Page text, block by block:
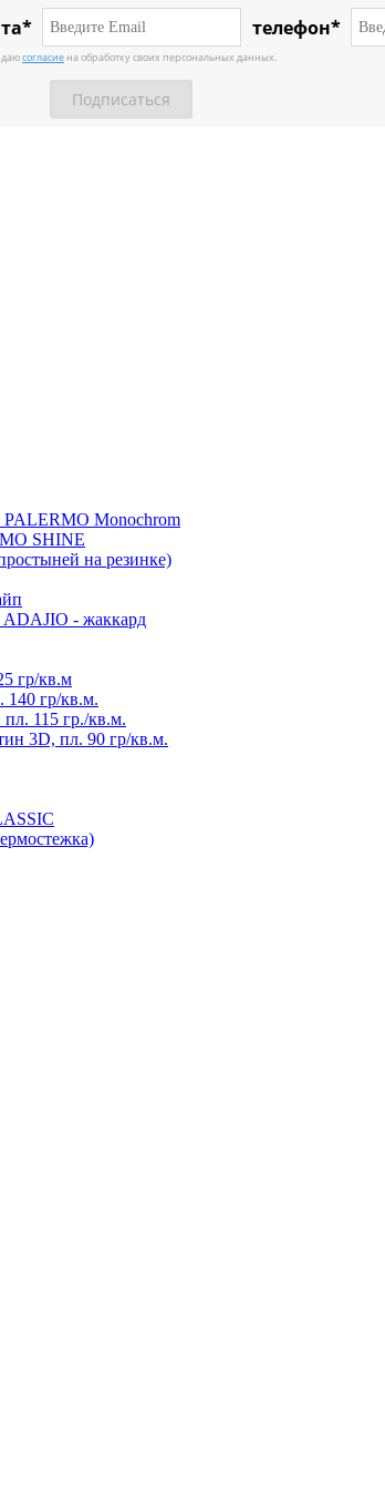
телефон*
согласие на обработку своих персональных данных.
Monochrom
SHINE
на резинке)
ADAJIO - жаккард
гр/кв.м
140 гр/кв.м.
115 гр./кв.м.
3D, пл. 90 гр/кв.м.